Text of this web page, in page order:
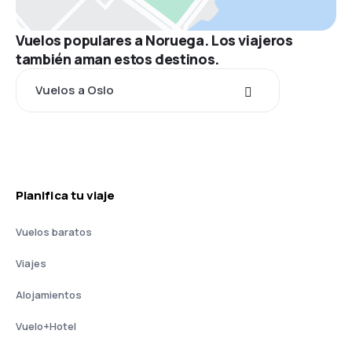
Vuelos populares a Noruega. Los viajeros
también aman estos destinos.
Vuelos a Oslo
Planifica tu viaje
Vuelos baratos
Viajes
Alojamientos
Vuelo+Hotel